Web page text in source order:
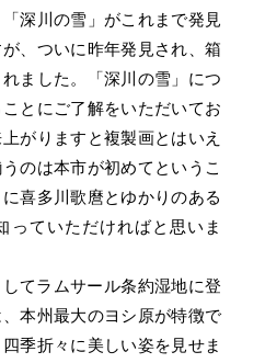
深川の雪」がこれまで発見
、ついに昨年発見され、箱
ました。「深川の雪」につ
とにご了解をいただいてお
がりますと複製画とはいえ
のは本市が初めてというこ
喜多川歌麿とゆかりのある
っていただければと思いま
てラムサール条約湿地に登
本州最大のヨシ原が特徴で
季折々に美しい姿を見せま